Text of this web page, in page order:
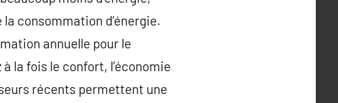
consommation d’énergie.
annuelle pour le
la fois le confort, l’économie
récents permettent une